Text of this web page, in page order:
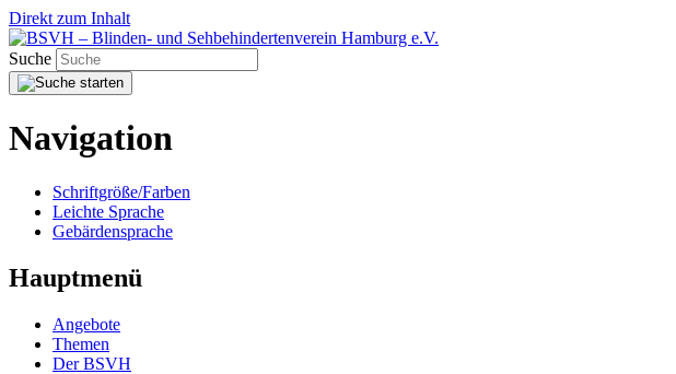
Direkt zum Inhalt
Suche
Navigation
Schriftgröße/Farben
Leichte Sprache
Gebärdensprache
Hauptmenü
Angebote
Themen
Der BSVH